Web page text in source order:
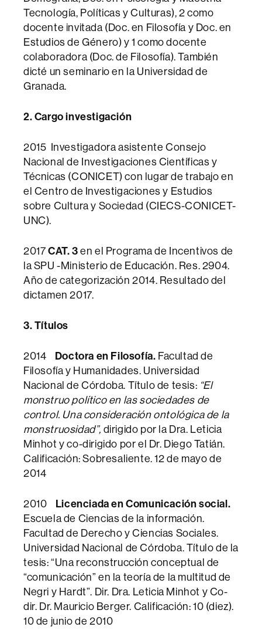
Tecnología, Políticas y Culturas), 2 como
docente invitada (Doc. en Filosofía y Doc. en
Estudios de Género) y 1 como docente
colaboradora (Doc. de Filosofía). También
dicté un seminario en la Universidad de
Granada.
2. Cargo investigación
2015 Investigadora asistente Consejo
Nacional de Investigaciones Científicas y
Técnicas (CONICET) con lugar de trabajo en
el Centro de Investigaciones y Estudios
sobre Cultura y Sociedad (CIECS-CONICET-
UNC).
2017CAT. 3en el Programa de Incentivos de
la SPU -Ministerio de Educación. Res. 2904.
Año de categorización 2014. Resultado del
dictamen 2017.
3. Títulos
2014 Doctora en Filosofía. Facultad de
Filosofía y Humanidades. Universidad
Nacional de Córdoba. Título de tesis: “El
monstruo político en las sociedades de
control. Una consideración ontológica de la
monstruosidad”, dirigido por la Dra. Leticia
Minhot y co-dirigido por el Dr. Diego Tatián.
Calificación: Sobresaliente. 12 de mayo de
2014
2010 Licenciada en Comunicación social.
Escuela de Ciencias de la información.
Facultad de Derecho y Ciencias Sociales.
Universidad Nacional de Córdoba. Título de la
tesis: “Una reconstrucción conceptual de
“comunicación” en la teoría de la multitud de
Negri y Hardt”. Dir. Dra. Leticia Minhot y Co-
dir. Dr. Mauricio Berger. Calificación: 10 (diez).
10 de junio de 2010